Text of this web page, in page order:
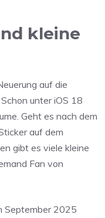
kleine
auf die
unter iOS 18
Geht es nach dem
auf dem
gibt es viele kleine
Fan von
September 2025